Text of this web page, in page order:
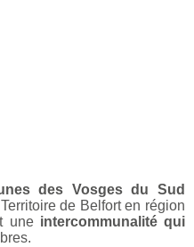
des Vosges du Sud
de Belfort en région
une intercommunalité qui